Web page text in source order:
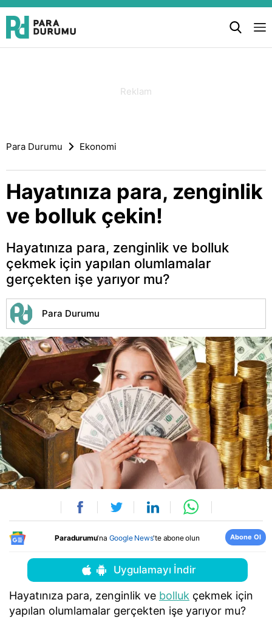
Para Durumu Ekonomi
Hayatınıza para, zenginlik
ve bolluk çekin!
Hayatınıza para, zenginlik ve bolluk
çekmek için yapılan olumlamalar
gerçekten işe yarıyor mu?
Para Durumu
Paradurumu'na Google News'te abone olun Abone Ol
Uygulamayı İndir
Hayatınıza para, zenginlik ve bolluk çekmek için
yapılan olumlamalar gerçekten işe yarıyor mu?